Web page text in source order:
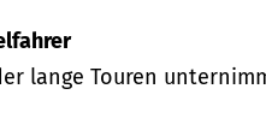
lange Touren